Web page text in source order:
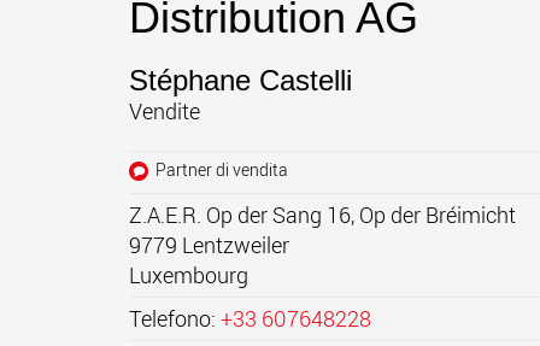
Distribution AG
Stéphane Castelli
Vendite
Partner di vendita
Z.A.E.R. Op der Sang 16, Op der Bréimicht
9779 Lentzweiler
Luxembourg
Telefono: +33 607648228